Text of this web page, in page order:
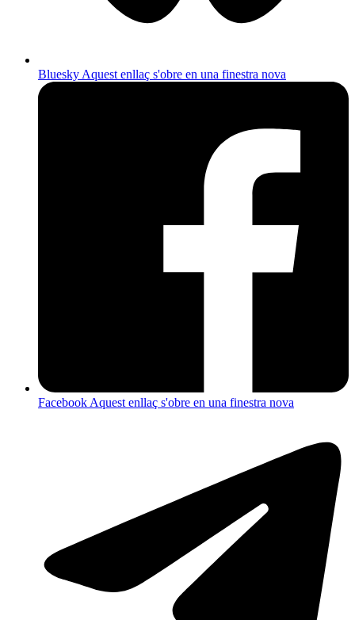
Bluesky Aquest enllaç s'obre en una finestra nova
Facebook Aquest enllaç s'obre en una finestra nova